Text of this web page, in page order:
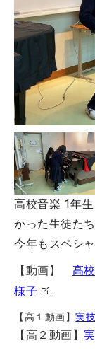
高校音楽 1年
かった生徒た
今年もスペシ
​【動画】 高
様子
【高１動画】実
【高２動画】